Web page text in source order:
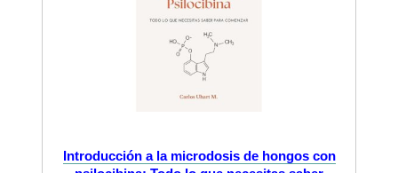
Introducción a la microdosis de hongos con